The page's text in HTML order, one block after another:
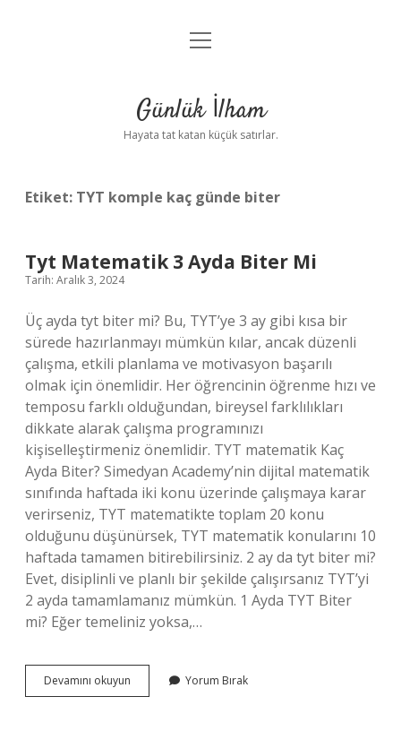
Anasayfa
Yasal Uyarı
menüyü
Günlük İlham
Hayata tat katan küçük satırlar.
Etiket: TYT komple kaç günde biter
Tyt Matematik 3 Ayda Biter Mi
Tarih: Aralık 3, 2024
Üç ayda tyt biter mi? Bu, TYT’ye 3 ay gibi kısa bir
sürede hazırlanmayı mümkün kılar, ancak düzenli
çalışma, etkili planlama ve motivasyon başarılı
olmak için önemlidir. Her öğrencinin öğrenme hızı ve
temposu farklı olduğundan, bireysel farklılıkları
dikkate alarak çalışma programınızı
kişiselleştirmeniz önemlidir. TYT matematik Kaç
Ayda Biter? Simedyan Academy’nin dijital matematik
sınıfında haftada iki konu üzerinde çalışmaya karar
verirseniz, TYT matematikte toplam 20 konu
olduğunu düşünürsek, TYT matematik konularını 10
haftada tamamen bitirebilirsiniz. 2 ay da tyt biter mi?
Evet, disiplinli ve planlı bir şekilde çalışırsanız TYT’yi
2 ayda tamamlamanız mümkün. 1 Ayda TYT Biter
mi? Eğer temeliniz yoksa,…
Devamını okuyun
Matematik
Yorum Bırak